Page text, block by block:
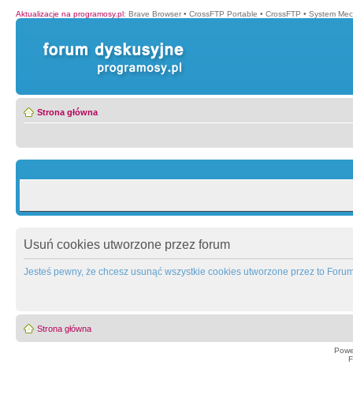
Aktualizacje na programosy.pl: Brave Browser • CrossFTP Portable • CrossFTP • System
Strona główna
Usuń cookies utworzone przez forum
Jesteś pewny, że chcesz usunąć wszystkie cookies utworzone przez to
Strona główna